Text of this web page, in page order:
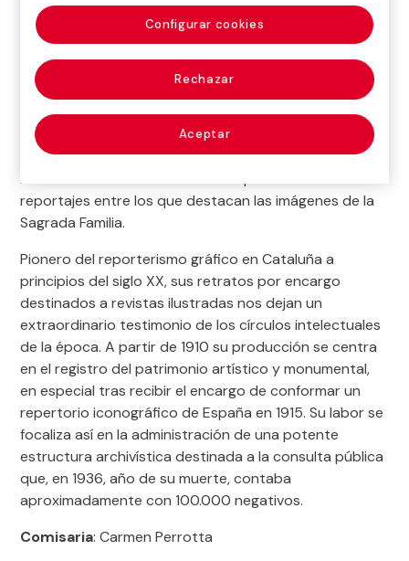
1901 funda un primer establecimiento de venta de
material fotográfico que se convertirá, unos años más
del «Archivo Mas».
Mas se consolida como el fotógrafo de referencia de
arquitectos como Josep Puig i Cadafalch, que lo
contrata para fotografiar sus edificios a modo de
inventario. El autor realiza una amplia serie de
reportajes entre los que destacan las imágenes de la
Sagrada Familia.
Pionero del reporterismo gráfico en Cataluña a
principios del siglo XX, sus retratos por encargo
destinados a revistas ilustradas nos dejan un
extraordinario testimonio de los círculos intelectuales
de la época. A partir de 1910 su producción se centra
en el registro del patrimonio artístico y monumental,
en especial tras recibir el encargo de conformar un
repertorio iconográfico de España en 1915. Su labor se
focaliza así en la administración de una potente
estructura archivística destinada a la consulta pública
que, en 1936, año de su muerte, contaba
aproximadamente con 100.000 negativos.
Comisaria: Carmen Perrotta
Rechazar
Aceptar
Configurar cookies